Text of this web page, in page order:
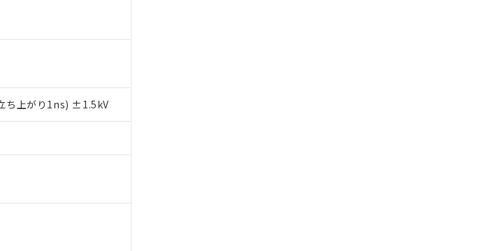
ち上がり1ns) ±1.5kV
なく第三者に漏洩または開示しないようお願いしま
利用いただくには、I-Webメンバーズにご登録され
引・商談に必要な範囲で利用することをご了承くだ
ることがあります。
す。
去に遡って非含有を証明するものではありません。
は、対応完了までの期間は出荷製品に未対応品が
。
から、特段のことがない限り、2022年1月12日よ
ることを示します。
えいし、環境に深刻な影響を及ぼさない年数を意
ださい。
記1、2および3の内容を当該第三者に通知します。
違法に輸出するおそれがある場合は、取り引きをい
のお取引先、またはお客様担当のオムロン制御
ていない機種